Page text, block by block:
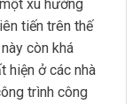
xu hướng
tiến trên thế
còn khá
hiện ở các nhà
trình công